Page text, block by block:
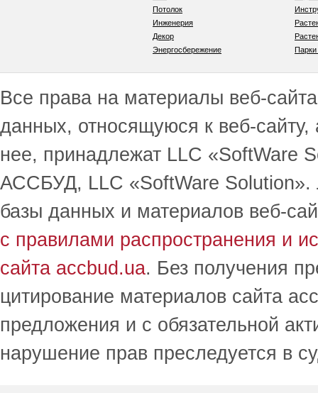
Потолок
Инженерия
Декор
Энергосбережение
Все права на материалы веб-
данных, относящуюся к веб-
нее, принадлежат LLC
АССБУД, LLC «SoftWare Solution».
базы данных и материалов веб-
с правилами распространения и
сайта accbud.ua. Без получения
цитирование материалов сайта
предложения и с обязательной
нарушение прав преследуется в